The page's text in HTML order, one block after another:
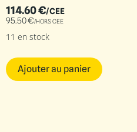
114.60€/CEE
95.50€/HORS CEE
11 en stock
Ajouter au panier